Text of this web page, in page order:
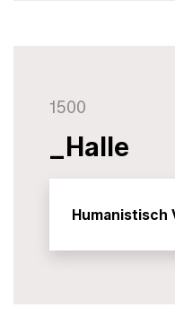
1500
_Halle
Humanistisch